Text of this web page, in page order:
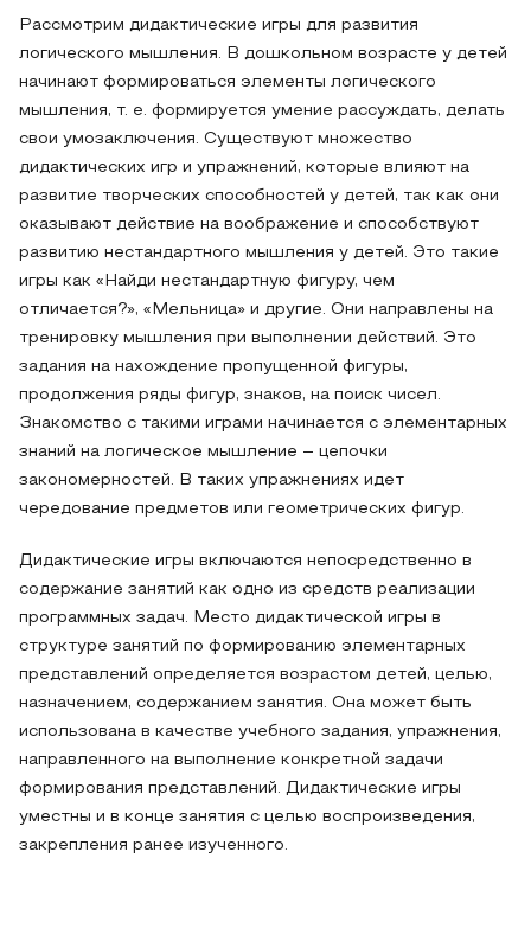
Рассмотрим дидактические игры для развития
логического мышления. В дошкольном возрасте у детей
начинают формироваться элементы логического
мышления, т. е. формируется умение рассуждать, делать
свои умозаключения. Существуют множество
дидактических игр и упражнений, которые влияют на
развитие творческих способностей у детей, так как они
оказывают действие на воображение и способствуют
развитию нестандартного мышления у детей. Это такие
игры как «Найди нестандартную фигуру, чем
отличается?», «Мельница» и другие. Они направлены на
тренировку мышления при выполнении действий. Это
задания на нахождение пропущенной фигуры,
продолжения ряды фигур, знаков, на поиск чисел.
Знакомство с такими играми начинается с элементарных
знаний на логическое мышление – цепочки
закономерностей. В таких упражнениях идет
чередование предметов или геометрических фигур.
Дидактические игры включаются непосредственно в
содержание занятий как одно из средств реализации
программных задач. Место дидактической игры в
структуре занятий по формированию элементарных
представлений определяется возрастом детей, целью,
назначением, содержанием занятия. Она может быть
использована в качестве учебного задания, упражнения,
направленного на выполнение конкретной задачи
формирования представлений. Дидактические игры
уместны и в конце занятия с целью воспроизведения,
закрепления ранее изученного.